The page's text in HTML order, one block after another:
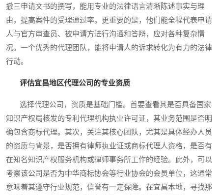
撤三申请文书的撰写，能用专业的法律语言清晰陈述事实与理
由，提高案件的受理通过率。更重要的是，他们能全程代表申请
人与官方审查员、被申请方进行沟通和答辩，应对各种复杂情
况。一个优秀的代理团队，能将申请人的诉求转化为有力的法律
行动。
评估宜昌地区代理公司的专业资质
选择代理公司，资质是基础门槛。首要查看其是否具备国家
知识产权局核发的专利代理机构执业许可证，其业务范围是否明
确包含商标代理。其次，关注其核心团队，尤其是具体经办人员
的资质与背景，是否拥有律师执业证或商标代理人资格，是否有
在知名知识产权服务机构或律师事务所工作的经验。此外，可以
考察该公司是否为中华商标协会等行业协会的会员单位，这通常
意味着其遵守行业规范，信誉有一定保障。在宜昌本地，寻找那